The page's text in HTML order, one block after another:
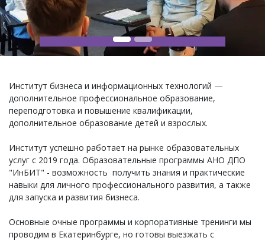
Институт бизнеса и информационных технологий —
дополнительное профессиональное образование,
переподготовка и повышение квалификации,
дополнительное образование детей и взрослых.
Институт успешно работает на рынке образовательных
услуг с 2019 года. Образовательные программы АНО ДПО
"ИнБИТ" - возможность получить знания и практические
навыки для личного профессионального развития, а также
для запуска и развития бизнеса.
Основные очные программы и корпоративные тренинги мы
проводим в Екатеринбурге, но готовы выезжать с